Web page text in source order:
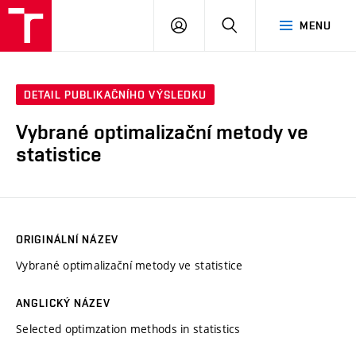
MENU
PŘIHLÁSIT
DETAIL PUBLIKAČNÍHO VÝSLEDKU
Vybrané optimalizační metody ve
statistice
ORIGINÁLNÍ NÁZEV
Vybrané optimalizační metody ve statistice
ANGLICKÝ NÁZEV
Selected optimzation methods in statistics